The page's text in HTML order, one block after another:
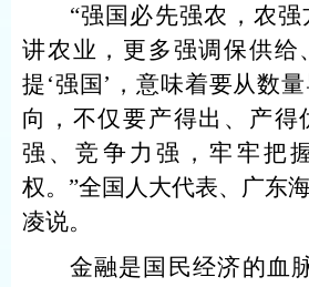
“强国必先强农，农
讲农业，更多强调保供给
提‘强国’，意味着要从数
向，不仅要产得出、产得
强、竞争力强，牢牢把
权。”全国人大代表、广东
凌说。
金融是国民经济的血